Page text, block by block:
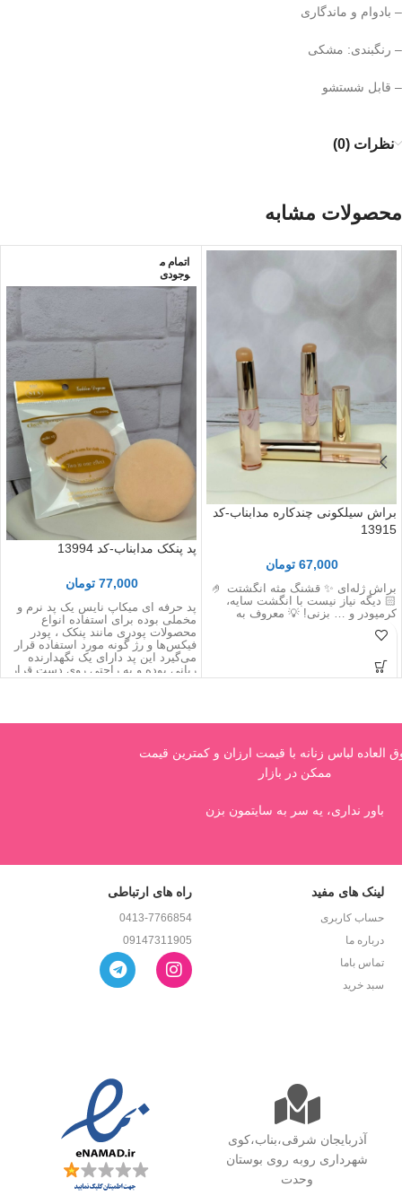
– بادوام و ماندگاری
– رنگبندی: مشکی
– قابل شستشو
نظرات (0)
محصولات مشابه
براش سیلکونی چندکاره مدابناب-کد
13915
67,000 تومان
براش ژله‌ای ✨ قشنگ مثه انگشتت 🤌
🏻 دیگه نیاز نیست با انگشت سایه،
کرمپودر و … بزنی! 💡 معروف به
اتمام م
وجودی
پد پنکک مدابناب-کد 13994
77,000 تومان
پد حرفه ای میکاپ نایس یک پد نرم و
مخملی بوده برای استفاده انواع
محصولات پودری مانند پنکک‌ ، پودر
فیکس‌ها و رژ گونه مورد استفاده قرار
می‌گیرد این پد دارای یک نگهدارنده
ربانی بوده و به راحتی روی دست قرار
گرفته و استفاده از پد را برای شما
لباس زنانه با قیمت ارزان و کمترین قیمت
ممکن در بازار
باور نداری، یه سر به سایتمون بزن
لینک های مفید
حساب کاربری
درباره ما
تماس باما
سبد خرید
راه های ارتباطی
0413-7766854
09147311905
آذربایجان شرقی،بناب،کوی
شهرداری روبه روی بوستان
وحدت